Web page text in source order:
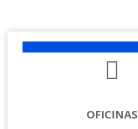
OFICINAS